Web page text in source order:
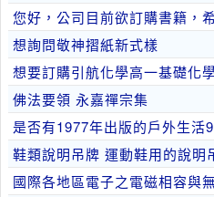
想詢問敬神摺紙新式樣
想要訂購引航化學高一基礎化
佛法要領 永嘉禪宗集
鞋類說明吊牌 運動鞋用的說明